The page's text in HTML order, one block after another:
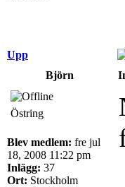
Upp
Björn
Östring
Blev medlem: fre jul
18, 2008 11:22 pm
Inlägg: 37
Ort: Stockholm